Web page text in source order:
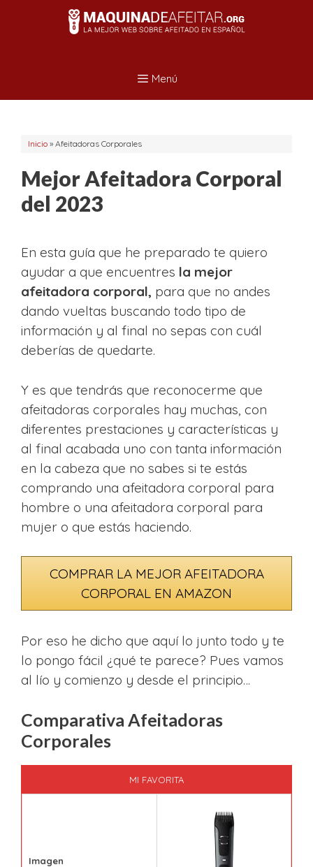
Menú
Inicio » Afeitadoras Corporales
Mejor Afeitadora Corporal
del 2023
En esta guía que he preparado te quiero
ayudar a que encuentres la mejor
afeitadora corporal, para que no andes
dando vueltas buscando todo tipo de
información y al final no sepas con cuál
deberías de quedarte.
Y es que tendrás que reconocerme que
afeitadoras corporales hay muchas, con
diferentes prestaciones y características y
al final acabada uno con tanta información
en la cabeza que no sabes si te estás
comprando una afeitadora corporal para
hombre o una afeitadora corporal para
mujer o que estás haciendo.
COMPRAR LA MEJOR AFEITADORA
CORPORAL EN AMAZON
Por eso he dicho que aquí lo junto todo y te
lo pongo fácil ¿qué te parece? Pues vamos
al lío y comienzo y desde el principio…
Comparativa Afeitadoras
Corporales
MI FAVORITA
Imagen